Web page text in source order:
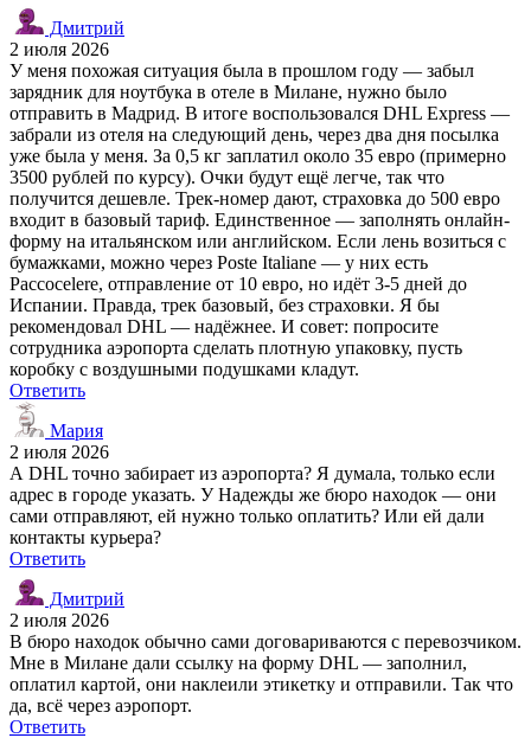
Дмитрий
2 июля 2026
У меня похожая ситуация была в прошлом году — забыл
зарядник для ноутбука в отеле в Милане, нужно было
отправить в Мадрид. В итоге воспользовался DHL Express —
забрали из отеля на следующий день, через два дня посылка
уже была у меня. За 0,5 кг заплатил около 35 евро (примерно
3500 рублей по курсу). Очки будут ещё легче, так что
получится дешевле. Трек-номер дают, страховка до 500 евро
входит в базовый тариф. Единственное — заполнять онлайн-
форму на итальянском или английском. Если лень возиться с
бумажками, можно через Poste Italiane — у них есть
Paccocelere, отправление от 10 евро, но идёт 3-5 дней до
Испании. Правда, трек базовый, без страховки. Я бы
рекомендовал DHL — надёжнее. И совет: попросите
сотрудника аэропорта сделать плотную упаковку, пусть
коробку с воздушными подушками кладут.
Ответить
Мария
2 июля 2026
А DHL точно забирает из аэропорта? Я думала, только если
адрес в городе указать. У Надежды же бюро находок — они
сами отправляют, ей нужно только оплатить? Или ей дали
контакты курьера?
Ответить
Дмитрий
2 июля 2026
В бюро находок обычно сами договариваются с перевозчиком.
Мне в Милане дали ссылку на форму DHL — заполнил,
оплатил картой, они наклеили этикетку и отправили. Так что
да, всё через аэропорт.
Ответить